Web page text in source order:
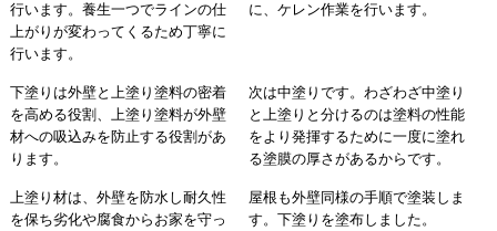
行います。養生一つでラインの仕
上がりが変わってくるため丁寧に
行います。
に、ケレン作業を行います。
下塗りは外壁と上塗り塗料の密着
を高める役割、上塗り塗料が外壁
材への吸込みを防止する役割があ
ります。
次は中塗りです。わざわざ中塗り
と上塗りと分けるのは塗料の性能
をより発揮するために一度に塗れ
る塗膜の厚さがあるからです。
上塗り材は、外壁を防水し耐久性
を保ち劣化や腐食からお家を守っ
屋根も外壁同様の手順で塗装しま
す。下塗りを塗布しました。